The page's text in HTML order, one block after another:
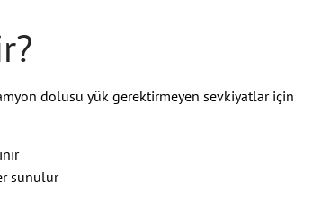
dolusu yük gerektirmeyen sevkiyatlar için
sunulur